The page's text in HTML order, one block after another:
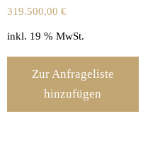
319.500,00 €
inkl. 19 % MwSt.
Zur Anfrageliste
hinzufügen